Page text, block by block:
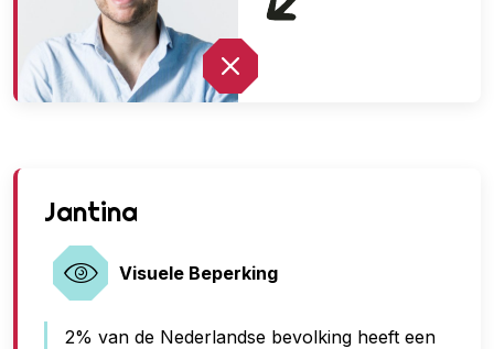
G
e
Jantina
Visuele Beperking
2% van de Nederlandse bevolking heeft een